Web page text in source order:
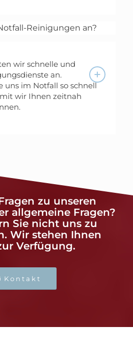
Reinigungen an?
wir schnelle und
an.
uns im Notfall so schnell
wir Ihnen zeitnah
zu unseren
allgemeine Fragen?
Sie nicht uns zu
Wir stehen Ihnen
Verfügung.
Kontakt